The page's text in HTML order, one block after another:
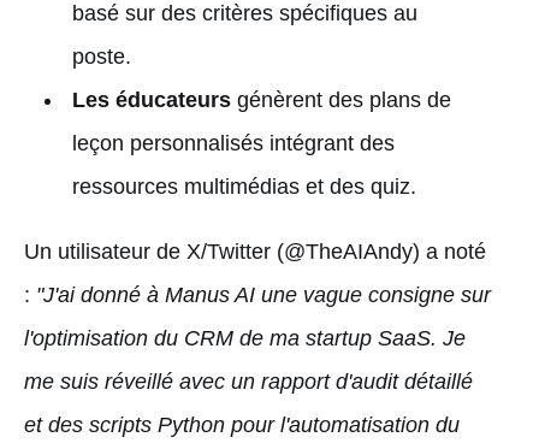
basé sur des critères spécifiques au
poste.
Les éducateursgénèrent des plans de
leçon personnalisés intégrant des
ressources multimédias et des quiz.
Un utilisateur de X/Twitter (@TheAIAndy) a noté
: "J'ai donné à Manus AI une vague consigne sur
l'optimisation du CRM de ma startup SaaS. Je
me suis réveillé avec un rapport d'audit détaillé
et des scripts Python pour l'automatisation du